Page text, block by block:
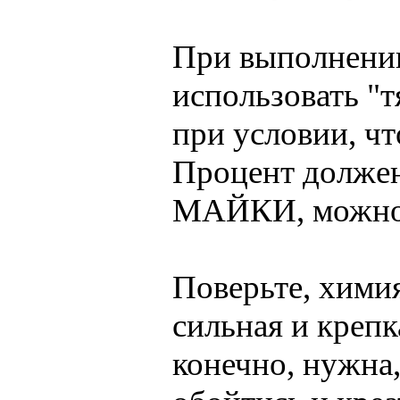
При
использовать
при условии,
Процент
МАЙКИ, можно
Поверьте,
сильная и
конечно,